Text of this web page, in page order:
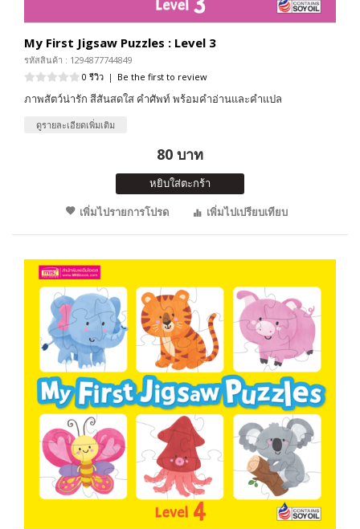
My First Jigsaw Puzzles : Level 3
รหัสสินค้า : 1294877744849
0 รีวิว | Be the first to review
ภาพสัตว์น่ารัก สีสันสดใส คำศัพท์ พร้อมคำอ่านและคำแปล
ดูรายละเอียดเพิ่มเติม
80 บาท
หยิบใส่ตะกร้า
เพิ่มไปรายการโปรด
เพิ่มไปเปรียบเทียบ